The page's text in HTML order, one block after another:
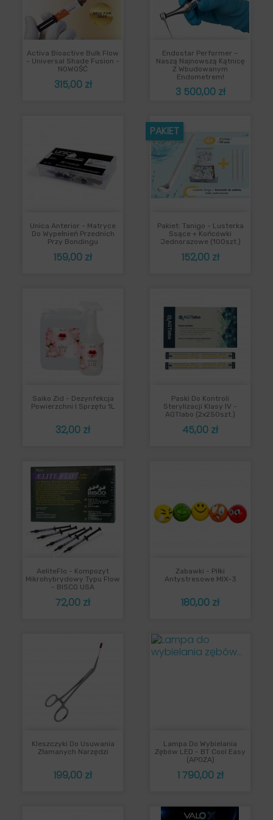
Activa Bioactive Bulk Flow
- Universal Shade Fusion -
NOWOŚĆ
Cena
315,00 zł
Endostar Performer –
Naszą Najnowszą Kątnicę
Z Wbudowanym
Endometrem!
Cena
3 500,00 zł
Unica Anterior - Matryce
Do Wypełnień Przednich
Przy Bondingu
Cena
159,00 zł
Pakiet: Tanigo - Lusterka
Ssące + Końcówki
Jednorazowe (100szt.)
Cena
152,00 zł
PAKIET
Saiko Zid - Dezynfekcja
Powierzchni I Sprzętu 1L
Cena
32,00 zł
Paski Do Kontroli
Sterylizacji Klasy IV -
AQTIabo (2x250szt.)
Cena
45,00 zł
AeliteFlo - Kompozyt
Mikrohybrydowy Typu Flow
- BISCO USA
Cena
72,00 zł
Zabawki - Piłki
Antystresowe MIX-3
Cena
180,00 zł
Kleszczyki Do Usuwania
Złamanych Narzędzi
Cena
199,00 zł
Lampa Do Wybielania
Zębów LED - BT Cool Easy
(APOZA)
Cena
1 790,00 zł